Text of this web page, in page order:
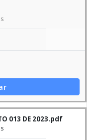
013 DE 2023.pdf